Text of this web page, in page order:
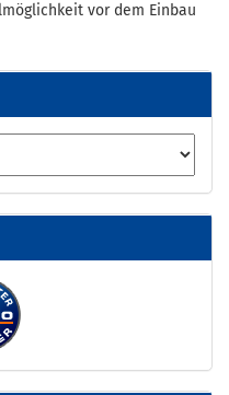
vor dem Einbau